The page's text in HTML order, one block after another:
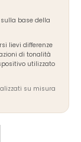
base della
lievi differenze
di tonalità
utilizzato
su misura